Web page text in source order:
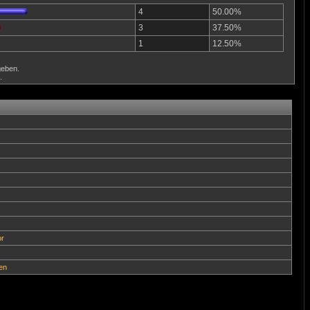
4
50.00%
3
37.50%
1 12.50%